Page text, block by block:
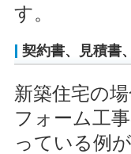
す。
契約書、見積書
新築住宅の
フォーム工
っている例